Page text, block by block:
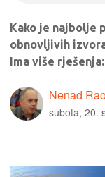
Kako je najbolje
obnovljivih
Ima više
Nenad
subota, 20.